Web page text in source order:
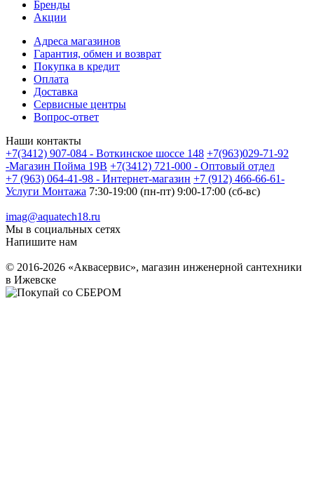
Бренды
Акции
Адреса магазинов
Гарантия, обмен и возврат
Покупка в кредит
Оплата
Доставка
Сервисные центры
Вопрос-ответ
Наши контакты
+7(3412) 907-084 - Воткинское шоссе 148 +7(963)029-71-92
-Магазин Пойма 19В +7(3412) 721-000 - Оптовый отдел
+7 (963) 064-41-98 - Интернет-магазин +7 (912) 466-66-61-
Услуги Монтажа 7:30-19:00 (пн-пт) 9:00-17:00 (сб-вс)
imag@aquatech18.ru
Мы в социальных сетях
Напишите нам
© 2016-2026 «Аквасервис», магазин инженерной сантехники
в Ижевске